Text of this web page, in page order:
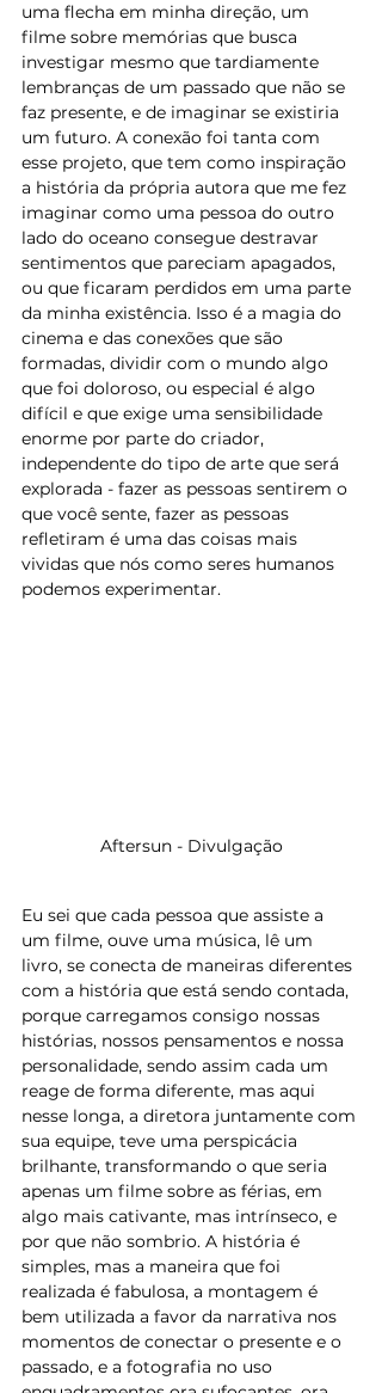
uma flecha em minha direção, um
filme sobre memórias que busca
investigar mesmo que tardiamente
lembranças de um passado que não se
faz presente, e de imaginar se existiria
um futuro. A conexão foi tanta com
esse projeto, que tem como inspiração
a história da própria autora que me fez
imaginar como uma pessoa do outro
lado do oceano consegue destravar
sentimentos que pareciam apagados,
ou que ficaram perdidos em uma parte
da minha existência. Isso é a magia do
cinema e das conexões que são
formadas, dividir com o mundo algo
que foi doloroso, ou especial é algo
difícil e que exige uma sensibilidade
enorme por parte do criador,
independente do tipo de arte que será
explorada - fazer as pessoas sentirem o
que você sente, fazer as pessoas
refletiram é uma das coisas mais
vividas que nós como seres humanos
podemos experimentar.
Aftersun - Divulgação
Eu sei que cada pessoa que assiste a
um filme, ouve uma música, lê um
livro, se conecta de maneiras diferentes
com a história que está sendo contada,
porque carregamos consigo nossas
histórias, nossos pensamentos e nossa
personalidade, sendo assim cada um
reage de forma diferente, mas aqui
nesse longa, a diretora juntamente com
sua equipe, teve uma perspicácia
brilhante, transformando o que seria
apenas um filme sobre as férias, em
algo mais cativante, mas intrínseco, e
por que não sombrio. A história é
simples, mas a maneira que foi
realizada é fabulosa, a montagem é
bem utilizada a favor da narrativa nos
momentos de conectar o presente e o
passado, e a fotografia no uso